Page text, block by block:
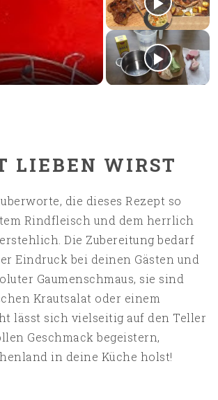
LIEBEN WIRST
die dieses Rezept so
Rindfleisch und dem herrlich
Die Zubereitung bedarf
Eindruck bei deinen Gästen und
Gaumenschmaus, sie sind
Krautsalat oder einem
lässt sich vielseitig auf den Teller
Geschmack begeistern,
in deine Küche holst!